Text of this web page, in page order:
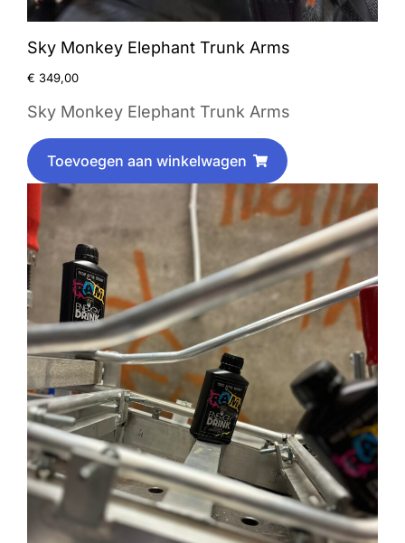
Sky Monkey Elephant Trunk Arms
€ 349,00
Sky Monkey Elephant Trunk Arms
Toevoegen aan winkelwagen